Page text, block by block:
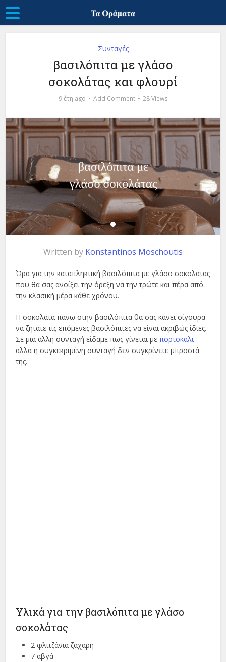
Συνταγές
βασιλόπιτα με γλάσο
σοκολάτας και φλουρί
9 έτη ago Add Comment 28 Views
Written by Konstantinos Moschoutis
Ώρα για την καταπληκτική βασιλόπιτα με γλάσο σοκολάτας
που θα σας ανοίξει την όρεξη να την τρώτε και πέρα από
την κλασική μέρα κάθε χρόνου.
Η σοκολάτα πάνω στην βασιλόπιτα θα σας κάνει σίγουρα
να ζητάτε τις επόμενες βασιλόπιτες να είναι ακριβώς ίδιες.
Σε μια άλλη συνταγή είδαμε πως γίνεται μεπορτοκάλι
αλλά η συγκεκριμένη συνταγή δεν συγκρίνετε μπροστά
της.
Υλικά για την βασιλόπιτα με γλάσο
σοκολάτας
2 φλιτζάνια ζάχαρη
7 αβγά